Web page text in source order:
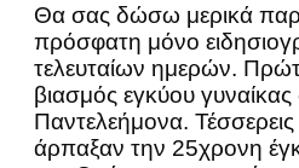
Θα σας δώσω μερικά
πρόσφατη μόνο
τελευταίων ημερών.
βιασμός εγκύου γυναίκας
Παντελεήμονα. Τέσσερεις
άρπαξαν την 25χρονη